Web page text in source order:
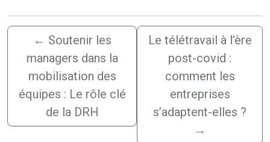
← Soutenir les
managers dans la
mobilisation des
équipes : Le rôle clé
de la DRH
Le télétravail à l’ère
post-covid :
comment les
entreprises
s’adaptent-elles ?
→